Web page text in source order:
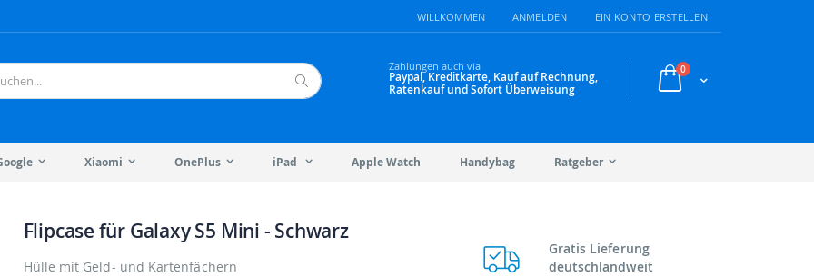
WILLKOMMEN ANMELDEN EIN KONTO ERSTELLEN
Warenkorb
0Artikel
Zahlungen auch via
Paypal, Kreditkarte, Kauf auf Rechnung,
Ratenkauf und Sofort Überweisung
Xiaomi OnePlus iPad Apple Watch Handybag Ratgeber
Flipcase für Galaxy S5 Mini - Schwarz
Hülle mit Geld- und Kartenfächern
Gratis Lieferung
deutschlandweit